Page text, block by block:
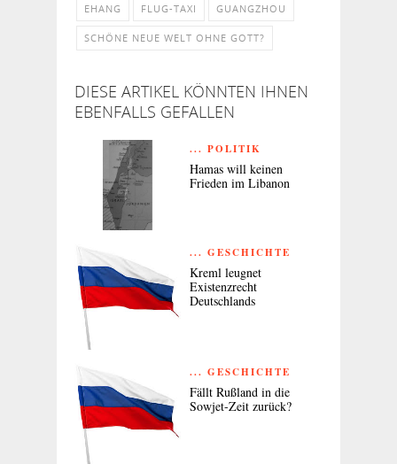
EHANG FLUG-TAXI GUANGZHOU
SCHÖNE NEUE WELT OHNE GOTT?
DIESE ARTIKEL KÖNNTEN IHNEN
EBENFALLS GEFALLEN
... POLITIK
Hamas will keinen
Frieden im Libanon
... GESCHICHTE
Kreml leugnet
Existenzrecht
Deutschlands
... GESCHICHTE
Fällt Rußland in die
Sowjet-Zeit zurück?